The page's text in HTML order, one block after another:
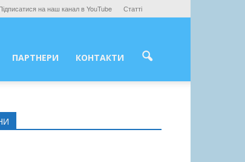
на наш канал в YouTube Статті
ПАРТНЕРИ КОНТАКТИ